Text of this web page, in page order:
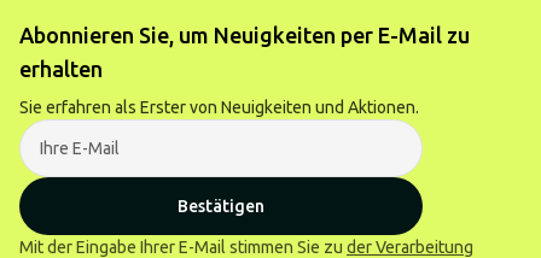
Abonnieren Sie, um Neuigkeiten per E-Mail zu
erhalten
Sie erfahren als Erster von Neuigkeiten und Aktionen.
Bestätigen
Mit der Eingabe Ihrer E-Mail stimmen Sie zu der Verarbeitung